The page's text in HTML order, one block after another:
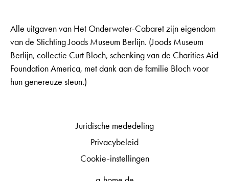
Alle uitgaven van Het Onderwater-Cabaret zijn eigendom
van de Stichting Joods Museum Berlijn. (Joods Museum
Berlijn, collectie Curt Bloch, schenking van de Charities Aid
Foundation America, met dank aan de familie Bloch voor
hun genereuze steun.)
Juridische mededeling
Privacybeleid
Cookie-instellingen